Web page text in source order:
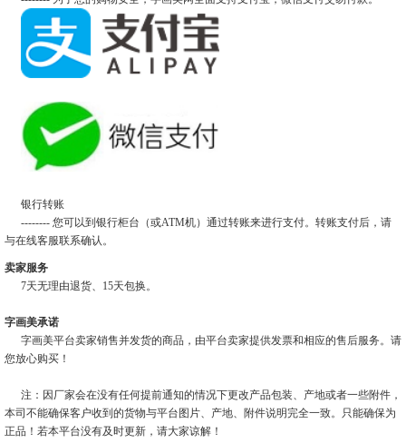
银行转账
-------- 您可以到银行柜台（或ATM机）通过转账来进行支付。转账支付后，请
与在线客服联系确认。
卖家服务
7天无理由退货、15天包换。
字画美承诺
字画美平台卖家销售并发货的商品，由平台卖家提供发票和相应的售后服务。请
您放心购买！
注：因厂家会在没有任何提前通知的情况下更改产品包装、产地或者一些附件，
本司不能确保客户收到的货物与平台图片、产地、附件说明完全一致。只能确保为
正品！若本平台没有及时更新，请大家谅解！